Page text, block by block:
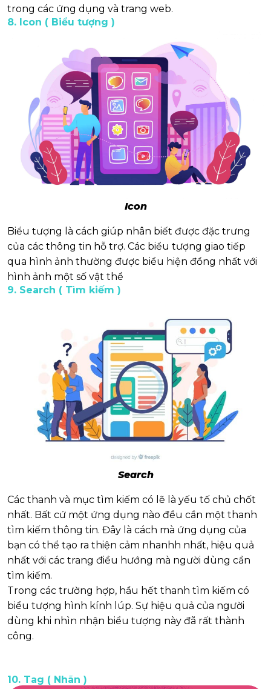
trong các ứng dụng và trang web.
8. Icon ( Biểu tượng )
Icon
Biểu tượng là cách giúp nhân biết được đặc trưng
của các thông tin hỗ trợ. Các biểu tượng giao tiếp
qua hình ảnh thường được biểu hiện đồng nhất với
hình ảnh một số vật thể
9. Search ( Tìm kiếm )
Search
Các thanh và mục tìm kiếm có lẽ là yếu tố chủ chốt
nhất. Bất cứ một ứng dụng nào đều cần một thanh
tìm kiếm thông tin. Đây là cách mà ứng dụng của
bạn có thể tạo ra thiện cảm nhanhh nhất, hiệu quả
nhất với các trang điều hướng mà người dùng cần
tìm kiếm.
Trong các trường hợp, hầu hết thanh tìm kiếm có
biểu tượng hình kính lúp. Sự hiệu quả của người
dùng khi nhìn nhận biểu tượng này đã rất thành
công.
10. Tag ( Nhãn )